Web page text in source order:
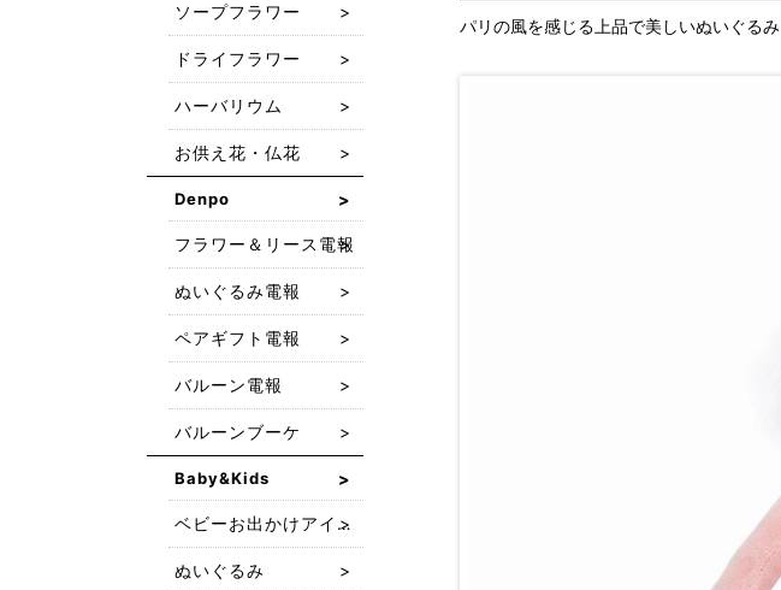
パリの風を感じる上品で美しいぬいぐるみ
ソープフラワー
ドライフラワー
ハーバリウム
お供え花・仏花
Denpo
フラワー＆リース電報
ぬいぐるみ電報
ペアギフト電報
バルーン電報
バルーンブーケ
Baby&Kids
ベビーお出かけアイテム
ぬいぐるみ